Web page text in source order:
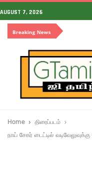
AUGUST 7, 2026
Breaking News
Home
திரைப்படம்
நாய் சேகர் டைட்டில்